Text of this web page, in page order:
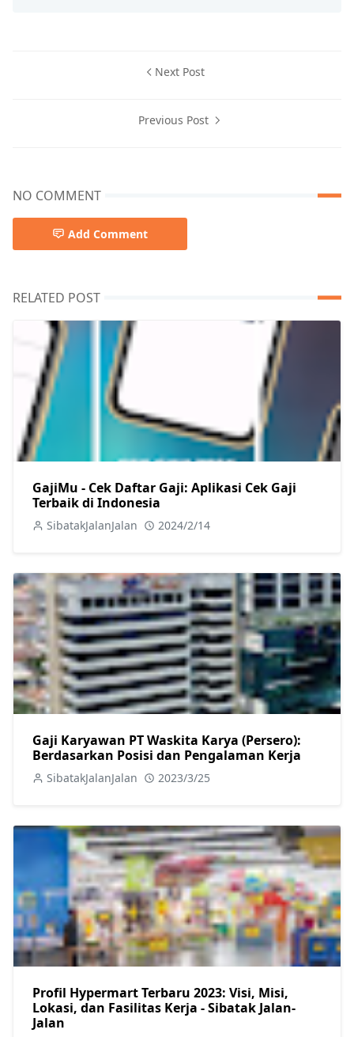
Next Post
Previous Post
NO COMMENT
Add Comment
RELATED POST
GajiMu - Cek Daftar Gaji: Aplikasi Cek Gaji
Terbaik di Indonesia
SibatakJalanJalan 2024/2/14
Gaji Karyawan PT Waskita Karya (Persero):
Berdasarkan Posisi dan Pengalaman Kerja
SibatakJalanJalan 2023/3/25
Profil Hypermart Terbaru 2023: Visi, Misi,
Lokasi, dan Fasilitas Kerja - Sibatak Jalan-
Jalan